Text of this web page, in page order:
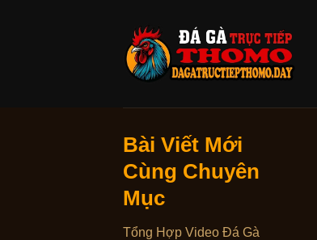
Bài Viết Mới
Cùng Chuyên
Mục
Tổng Hợp Video Đá Gà